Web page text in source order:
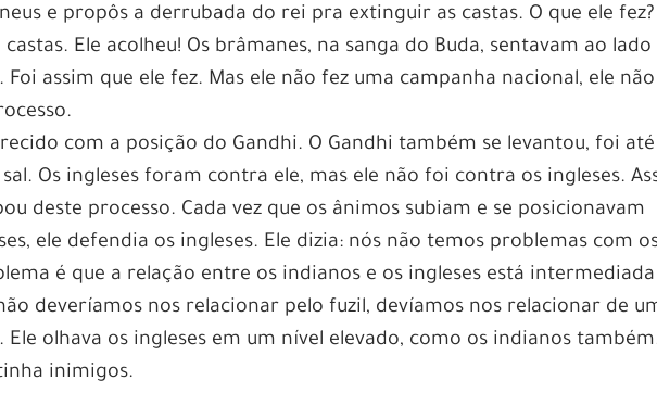
e propôs a derrubada do rei pra extinguir as castas. O que ele fez?
castas. Ele acolheu! Os brâmanes, na sanga do Buda, sentavam ao lado
Foi assim que ele fez. Mas ele não fez uma campanha nacional, ele não
com a posição do Gandhi. O Gandhi também se levantou, foi
Os ingleses foram contra ele, mas ele não foi contra os ingleses.
deste processo. Cada vez que os ânimos subiam e se posicionavam
ele defendia os ingleses. Ele dizia: nós não temos problemas com
é que a relação entre os indianos e os ingleses está intermediada
deveríamos nos relacionar pelo fuzil, devíamos nos relacionar de
olhava os ingleses em um nível elevado, como os indianos
inimigos.